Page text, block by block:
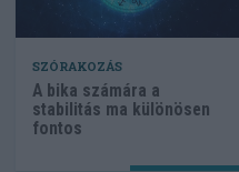
SZÓRAKOZÁS
A bika számára a
stabilitás ma különösen
fontos